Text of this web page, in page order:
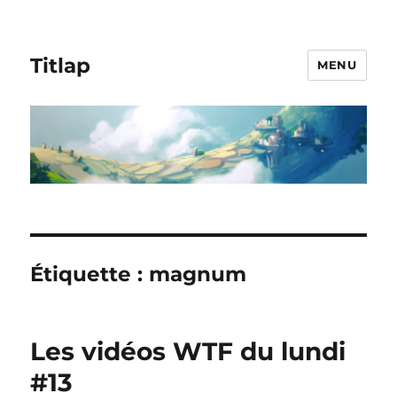
Titlap MENU
Étiquette : magnum
Les vidéos WTF du lundi
#13